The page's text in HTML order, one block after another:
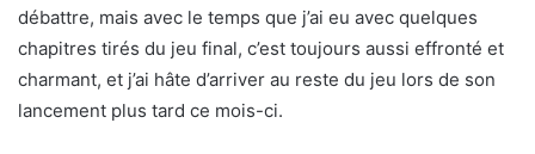
débattre, mais avec le temps que j’ai eu avec quelques
chapitres tirés du jeu final, c’est toujours aussi effronté et
charmant, et j’ai hâte d’arriver au reste du jeu lors de son
lancement plus tard ce mois-ci.